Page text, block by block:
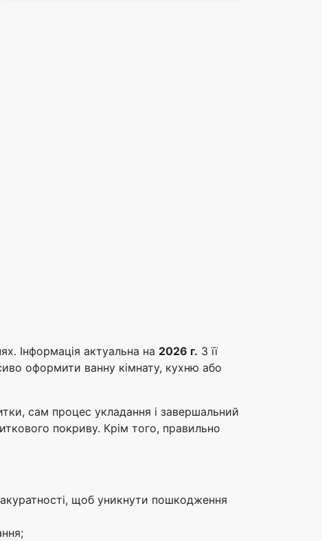
Інформація актуальна на 2026 г. З її
оформити ванну кімнату, кухню або
сам процес укладання і завершальний
покриву. Крім того, правильно
щоб уникнути пошкодження